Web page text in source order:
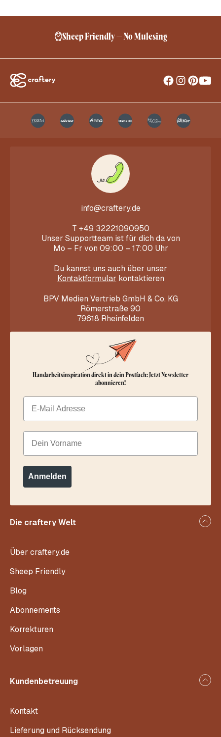
Sheep Friendly – No Mulesing
info@craftery.de
T +49 32221090950
Unser Supportteam ist für dich da von
Mo – Fr von 09:00 – 17:00 Uhr
Du kannst uns auch über unser
Kontaktformular kontaktieren
BPV Medien Vertrieb GmbH & Co. KG
Römerstraße 90
79618 Rheinfelden
Die craftery Welt
Über craftery.de
Sheep Friendly
Blog
Abonnements
Korrekturen
Vorlagen
Kundenbetreuung
Kontakt
Lieferung und Rücksendung
Handarbeitsinspiration direkt in dein Postfach: Jetzt Newsletter
abonnieren!
Email
Dein Vorname
Anmelden